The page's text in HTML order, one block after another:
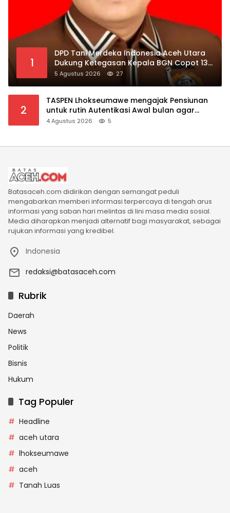
1
DPD Tani Merdeka Indonesia Aceh Utara
Dukung Ketegasan Kepala BGN Copot 137
Kepala SPPG
5 Agustus 2026 27
2
TASPEN Lhokseumawe mengajak Pensiunan
untuk rutin Autentikasi Awal bulan agar
Manfaat Pensiun tetap Lancar
4 Agustus 2026 5
Batasaceh.com didirikan dengan semangat peduli
mengabarkan memberi informasi terpercaya di tengah arus
informasi yang saban hari melintas di lini masa media sosial.
Media diharapkan menjadi alternatif bagi masyarakat, sebagai
rujukan informasi yang kredibel.
Indonesia
redaksi@batasaceh.com
Rubrik
Daerah
News
Politik
Bisnis
Hukum
Tag Populer
Headline
aceh utara
lhokseumawe
aceh
Tanah Luas